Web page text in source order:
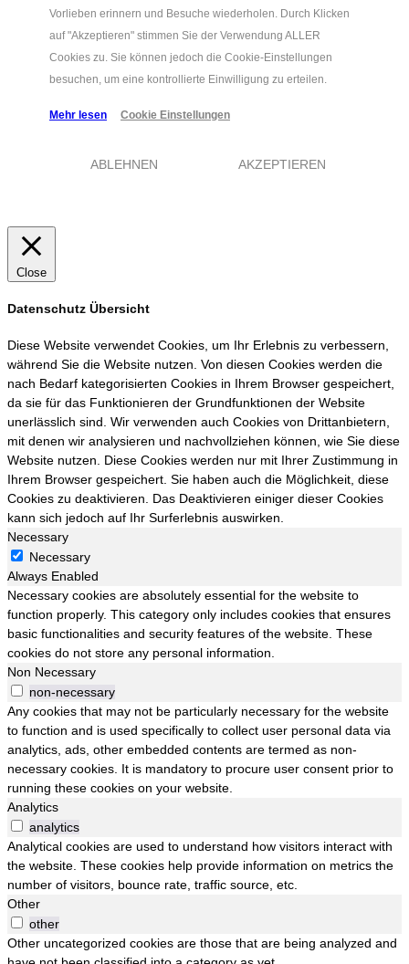
Vorlieben erinnern und Besuche wiederholen. Durch Klicken
auf "Akzeptieren" stimmen Sie der Verwendung ALLER
Cookies zu. Sie können jedoch die Cookie-Einstellungen
besuchen, um eine kontrollierte Einwilligung zu erteilen.
Mehr lesen Cookie Einstellungen
ABLEHNEN AKZEPTIEREN
Close
Datenschutz Übersicht
Diese Website verwendet Cookies, um Ihr Erlebnis zu verbessern,
während Sie die Website nutzen. Von diesen Cookies werden die
nach Bedarf kategorisierten Cookies in Ihrem Browser gespeichert,
da sie für das Funktionieren der Grundfunktionen der Website
unerlässlich sind. Wir verwenden auch Cookies von Drittanbietern,
mit denen wir analysieren und nachvollziehen können, wie Sie diese
Website nutzen. Diese Cookies werden nur mit Ihrer Zustimmung in
Ihrem Browser gespeichert. Sie haben auch die Möglichkeit, diese
Cookies zu deaktivieren. Das Deaktivieren einiger dieser Cookies
kann sich jedoch auf Ihr Surferlebnis auswirken.
Necessary
Necessary
Always Enabled
Necessary cookies are absolutely essential for the website to
function properly. This category only includes cookies that ensures
basic functionalities and security features of the website. These
cookies do not store any personal information.
Non Necessary
non-necessary
Any cookies that may not be particularly necessary for the website
to function and is used specifically to collect user personal data via
analytics, ads, other embedded contents are termed as non-
necessary cookies. It is mandatory to procure user consent prior to
running these cookies on your website.
Analytics
analytics
Analytical cookies are used to understand how visitors interact with
the website. These cookies help provide information on metrics the
number of visitors, bounce rate, traffic source, etc.
Other
other
Other uncategorized cookies are those that are being analyzed and